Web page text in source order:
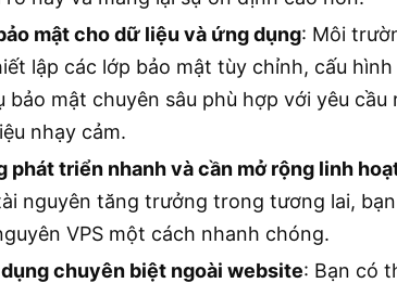
mật cho dữ liệu và ứng dụng: Môi
lập các lớp bảo mật tùy chỉnh, cấu
bảo mật chuyên sâu phù hợp với yêu cầu
nhạy cảm.
phát triển nhanh và cần mở rộng linh
nguyên tăng trưởng trong tương lai,
VPS một cách nhanh chóng.
chuyên biệt ngoài website: Bạn có